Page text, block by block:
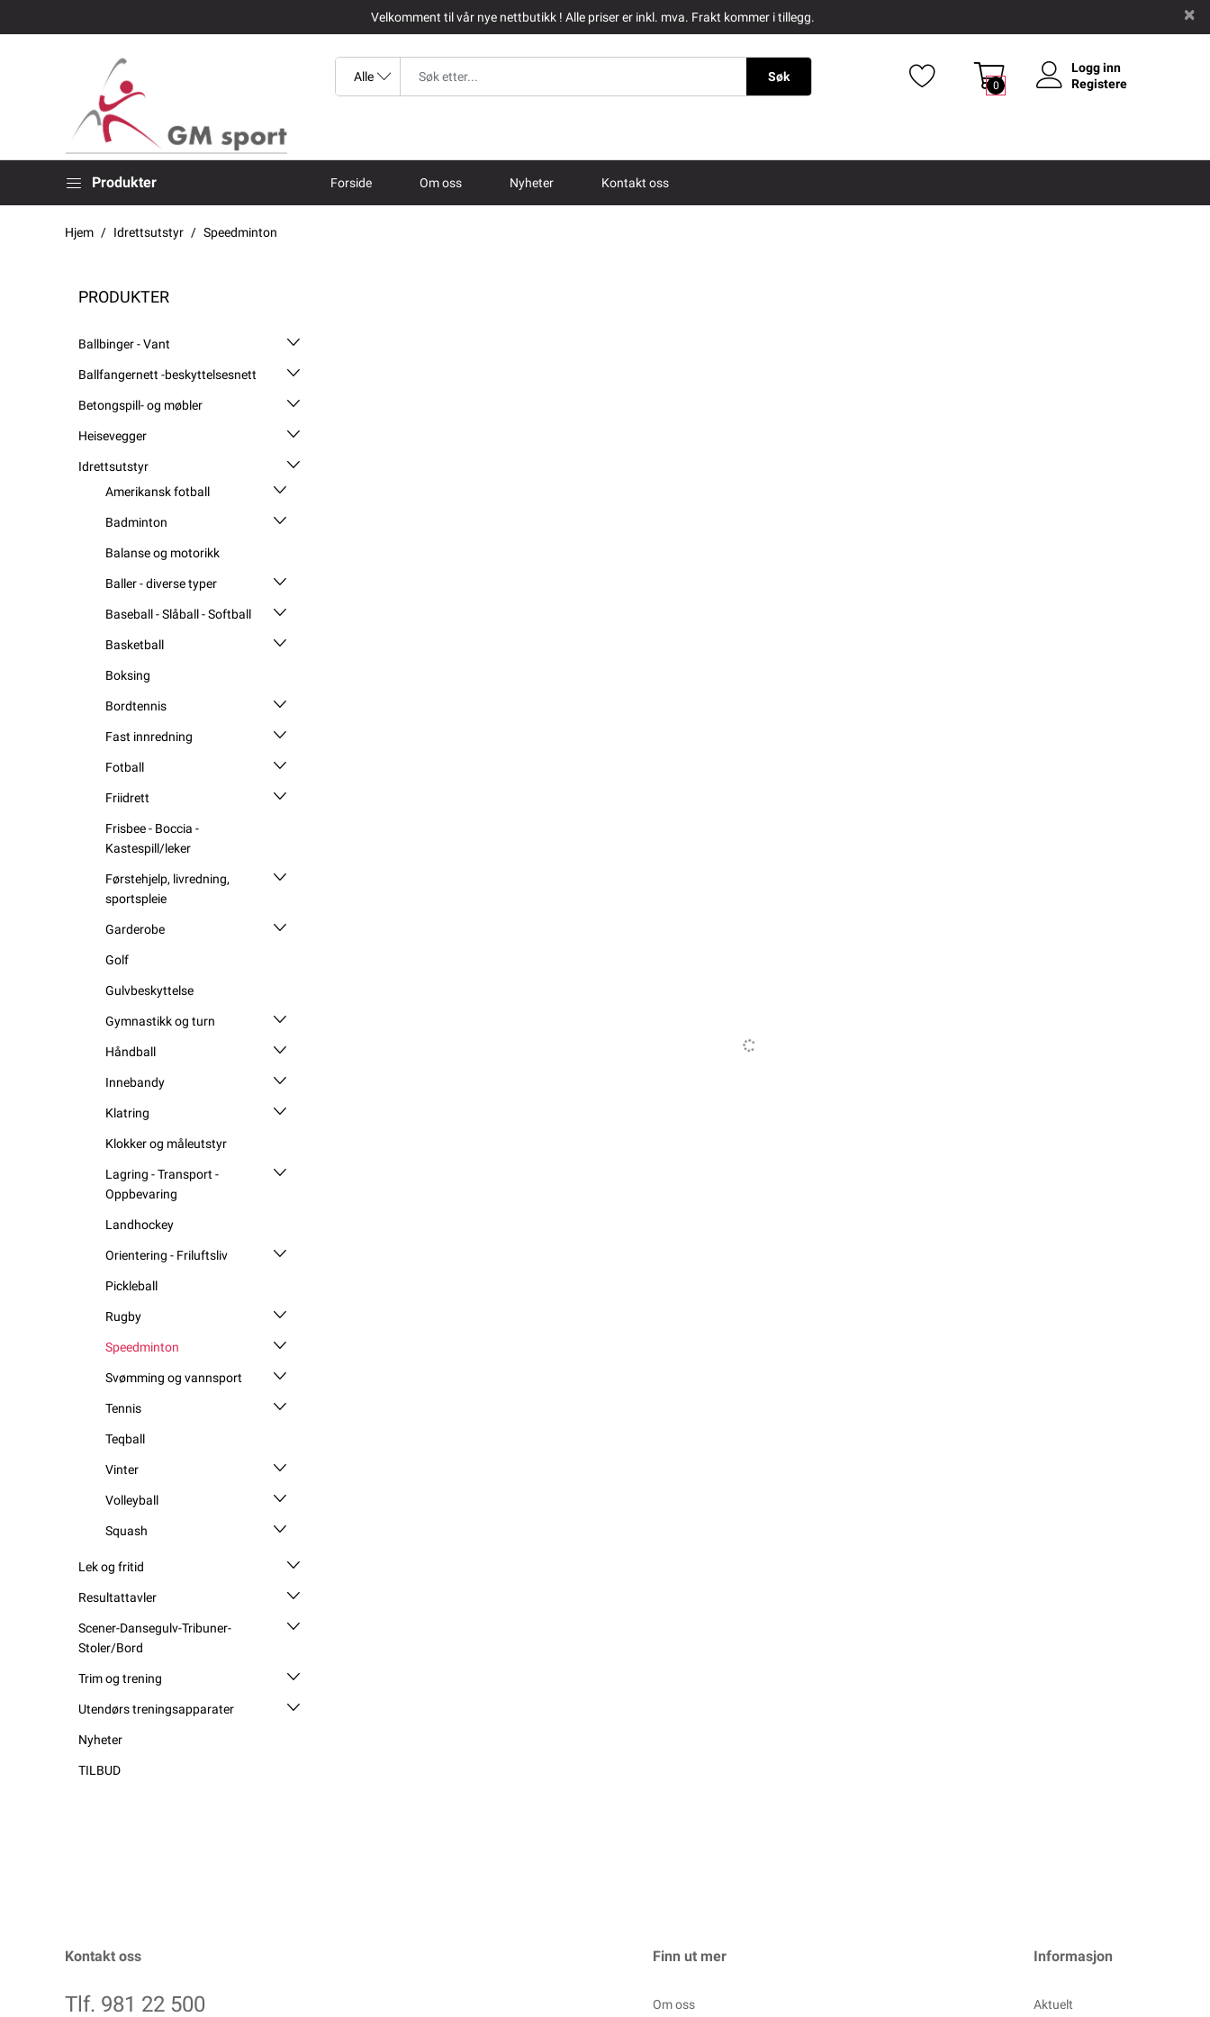
Velkomment til vår nye nettbutikk ! Alle priser er inkl. mva. Frakt kommer i tillegg.
Søk
0
Logg inn
Registere
Produkter Forside Om oss Nyheter Kontakt oss
Hjem Idrettsutstyr Speedminton
PRODUKTER
Ballbinger - Vant
Ballfangernett -beskyttelsesnett
Betongspill- og møbler
Heisevegger
Idrettsutstyr
Amerikansk fotball
Badminton
Balanse og motorikk
Baller - diverse typer
Baseball - Slåball - Softball
Basketball
Boksing
Bordtennis
Fast innredning
Fotball
Friidrett
Frisbee - Boccia -
Kastespill/leker
Førstehjelp, livredning,
sportspleie
Garderobe
Golf
Gulvbeskyttelse
Gymnastikk og turn
Håndball
Innebandy
Klatring
Klokker og måleutstyr
Lagring - Transport -
Oppbevaring
Landhockey
Orientering - Friluftsliv
Pickleball
Rugby
Speedminton
Svømming og vannsport
Tennis
Teqball
Vinter
Volleyball
Squash
Lek og fritid
Resultattavler
Scener-Dansegulv-Tribuner-
Stoler/Bord
Trim og trening
Utendørs treningsapparater
Nyheter
TILBUD
Kontakt oss
Tlf. 981 22 500
Finn ut mer
Om oss
Informasjon
Aktuelt